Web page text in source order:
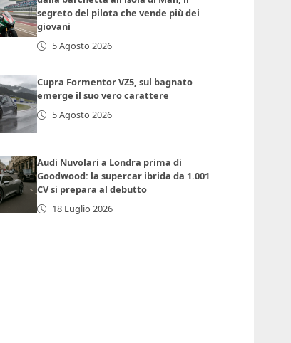
segreto del pilota che vende più dei
giovani
5 Agosto 2026
Cupra Formentor VZ5, sul bagnato
emerge il suo vero carattere
5 Agosto 2026
Audi Nuvolari a Londra prima di
Goodwood: la supercar ibrida da 1.001
CV si prepara al debutto
18 Luglio 2026